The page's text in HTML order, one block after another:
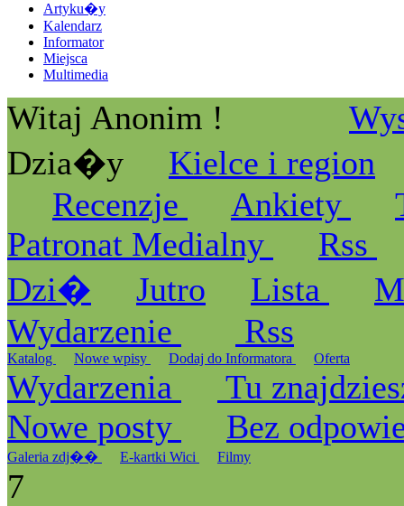
Artyku�y
Kalendarz
Informator
Miejsca
Multimedia
Witaj Anonim !
Dzia�y
Kielce i region
Recenzje
Ankiety
Patronat Medialny
Rss
Dzi�
Jutro Lista
Wydarzenie
Rss
Katalog Nowe wpisy Dodaj do Informatora Oferta
Wydarzenia
Tu
Nowe posty
Bez
Galeria zdj�� E-kartki Wici Filmy
7